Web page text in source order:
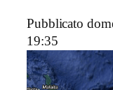
Pubblicato
19:35